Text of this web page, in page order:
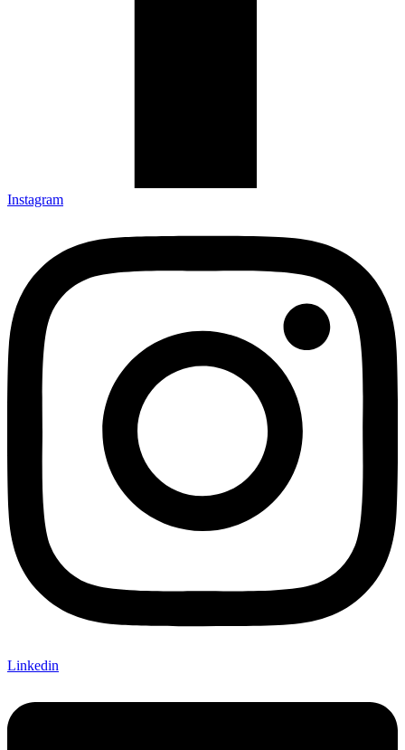
Instagram
Linkedin